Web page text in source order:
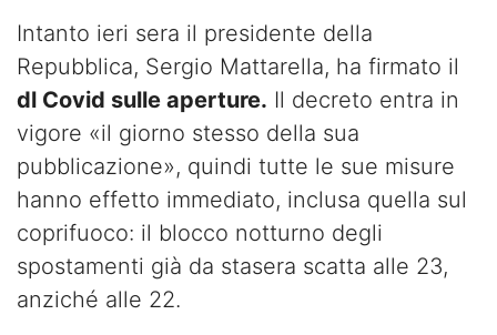
Intanto ieri sera il presidente della
Repubblica, Sergio Mattarella, ha firmato il
dl Covid sulle aperture. Il decreto entra in
vigore «il giorno stesso della sua
pubblicazione», quindi tutte le sue misure
hanno effetto immediato, inclusa quella sul
coprifuoco: il blocco notturno degli
spostamenti già da stasera scatta alle 23,
anziché alle 22.